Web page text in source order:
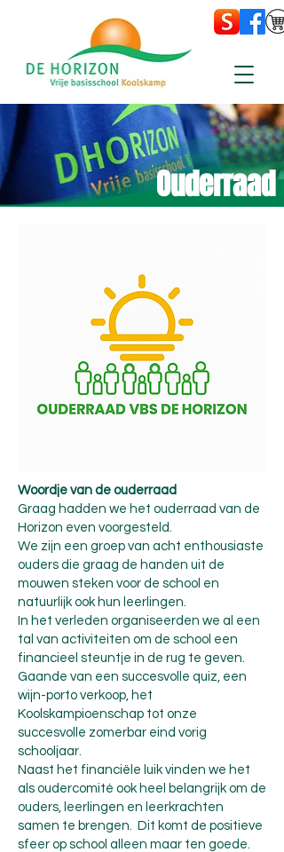
Ouderraad
Woordje van de ouderraad
Graag hadden we het ouderraad van de
Horizon even voorgesteld.
We zijn een groep van acht enthousiaste
ouders die graag de handen uit de
mouwen steken voor de school en
natuurlijk ook hun leerlingen.
In het verleden organiseerden we al een
tal van activiteiten om de school een
financieel steuntje in de rug te geven.
Gaande van een succesvolle quiz, een
wijn-porto verkoop, het
Koolskampioenschap tot onze
succesvolle zomerbar eind vorig
schooljaar.
Naast het financiële luik vinden we het
als oudercomité ook heel belangrijk om de
ouders, leerlingen en leerkrachten
samen te brengen. Dit komt de positieve
sfeer op school alleen maar ten goede.